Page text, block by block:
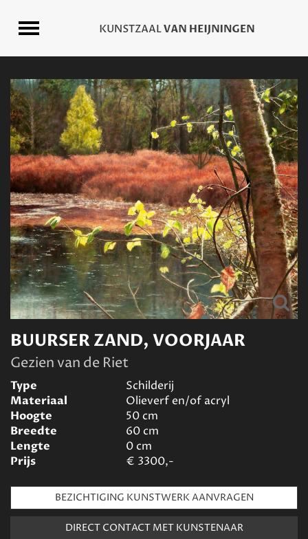
BUURSER ZAND, VOORJAAR
Gezien van de Riet
Type
Schilderij
Materiaal
Olieverf en/of acryl
Hoogte
50cm
Breedte
60cm
Lengte
0cm
Prijs
€ 3300,-
BEZICHTIGING KUNSTWERK AANVRAGEN
DIRECT CONTACT MET KUNSTENAAR